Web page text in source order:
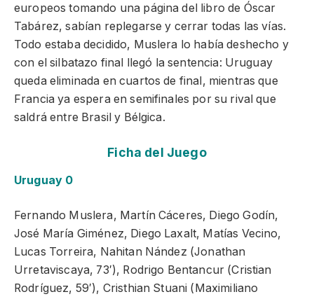
europeos tomando una página del libro de Óscar
Tabárez, sabían replegarse y cerrar todas las vías.
Todo estaba decidido, Muslera lo había deshecho y
con el silbatazo final llegó la sentencia: Uruguay
queda eliminada en cuartos de final, mientras que
Francia ya espera en semifinales por su rival que
saldrá entre Brasil y Bélgica.
Ficha del Juego
Uruguay 0
Fernando Muslera, Martín Cáceres, Diego Godín,
José María Giménez, Diego Laxalt, Matías Vecino,
Lucas Torreira, Nahitan Nández (Jonathan
Urretaviscaya, 73′), Rodrigo Bentancur (Cristian
Rodríguez, 59′), Cristhian Stuani (Maximiliano